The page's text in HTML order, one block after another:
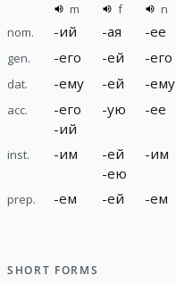
m f n
nom.
-ий -ая -ее
gen. -его -ей -его
dat. -ему -ей -ему
acc. -его
-ий
-ую -ее
inst. -им -ей
-ею
-им
prep. -ем -ей -ем
SHORT FORMS